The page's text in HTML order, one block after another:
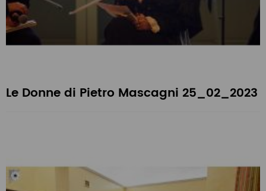
Le Donne di Pietro Mascagni 25_02_2023